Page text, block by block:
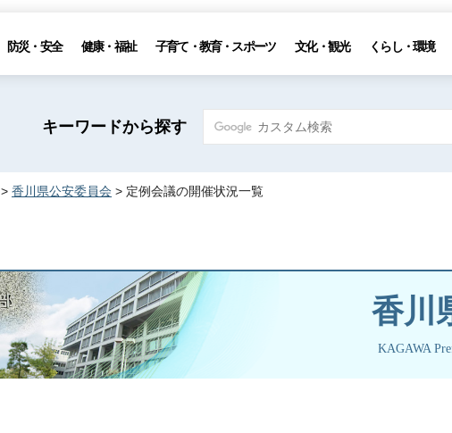
防災・安全 健康・福祉 子育て・教育・スポーツ 文化・観光 くらし・環境
キーワードから探す
> 香川県公安委員会 > 定例会議の開催状況一覧
香川
KAGAWA